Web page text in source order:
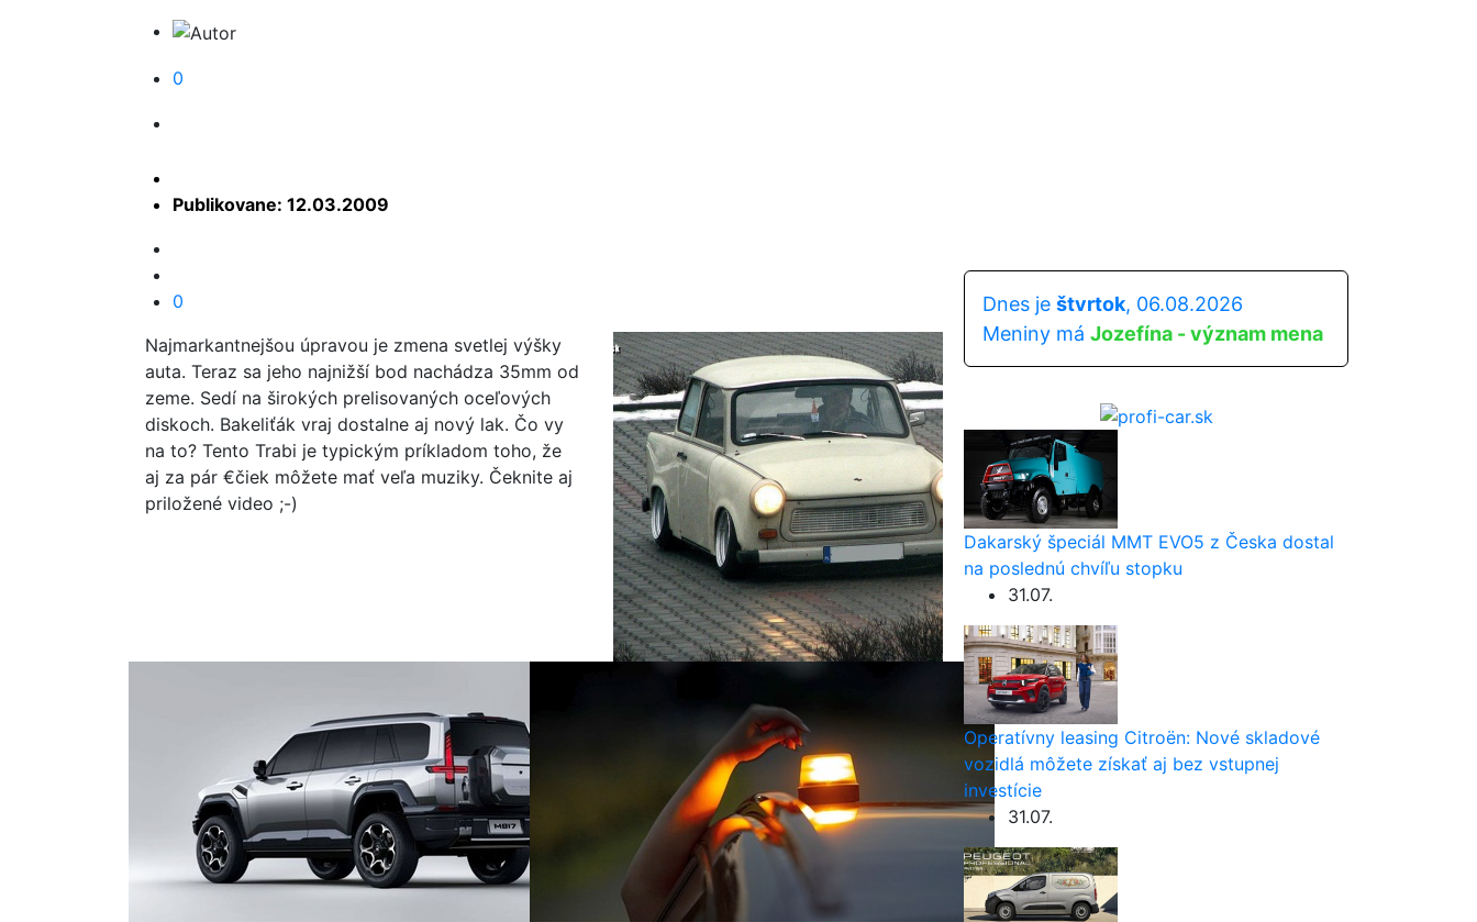
0
Publikovane: 12.03.2009
0
Najmarkantnejšou úpravou je zmena svetlej výšky
auta. Teraz sa jeho najnižší bod nachádza 35mm od
zeme. Sedí na širokých prelisovaných oceľových
diskoch. Bakeliťák vraj dostalne aj nový lak. Čo vy
na to? Tento Trabi je typickým príkladom toho, že
aj za pár €čiek môžete mať veľa muziky. Čeknite aj
priložené video ;-)
Dnes je štvrtok, 06.08.2026
Meniny má Jozefína - význam mena
Dakarský špeciál MMT EVO5 z Česka dostal
na poslednú chvíľu stopku
31.07.
Operatívny leasing Citroën: Nové skladové
vozidlá môžete získať aj bez vstupnej
investície
31.07.